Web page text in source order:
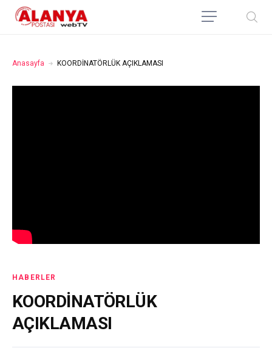
Anasayfa KOORDİNATÖRLÜK AÇIKLAMASI
HABERLER
KOORDİNATÖRLÜK
AÇIKLAMASI